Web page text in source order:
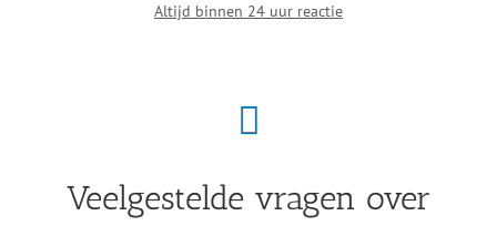
Altijd binnen 24 uur reactie
Veelgestelde vragen over